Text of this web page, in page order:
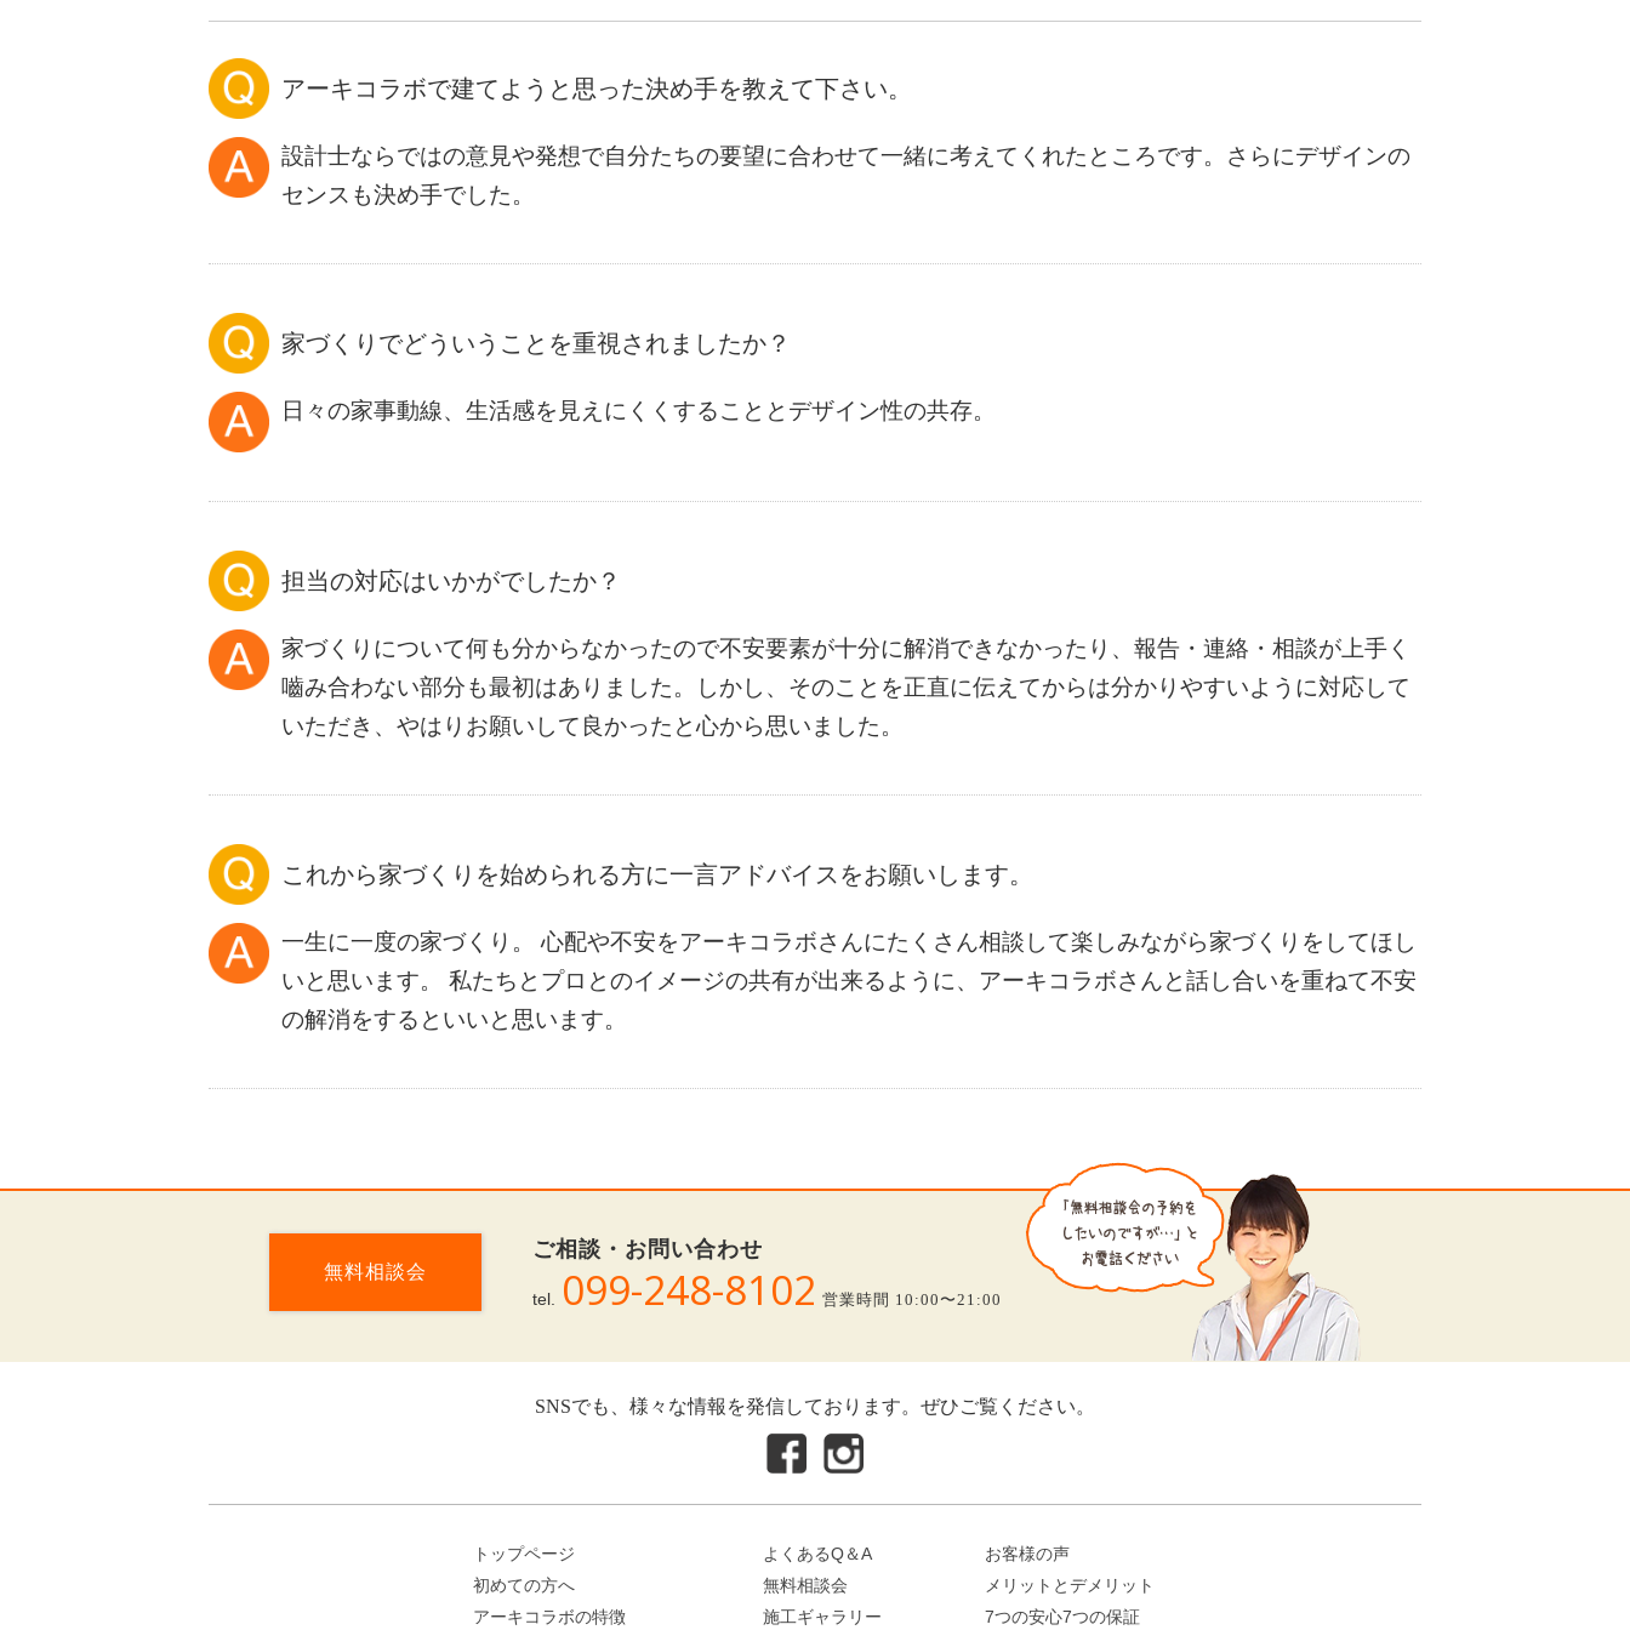
アーキコラボで建てようと思った決め手を教えて下さい。
設計士ならではの意見や発想で自分たちの要望に合わせて一緒に考えてくれたところです。さらにデザインの
センスも決め手でした。
家づくりでどういうことを重視されましたか？
日々の家事動線、生活感を見えにくくすることとデザイン性の共存。
担当の対応はいかがでしたか？
家づくりについて何も分からなかったので不安要素が十分に解消できなかったり、報告・連絡・相談が上手く
嚙み合わない部分も最初はありました。しかし、そのことを正直に伝えてからは分かりやすいように対応して
いただき、やはりお願いして良かったと心から思いました。
これから家づくりを始められる方に一言アドバイスをお願いします。
一生に一度の家づくり。 心配や不安をアーキコラボさんにたくさん相談して楽しみながら家づくりをしてほし
いと思います。 私たちとプロとのイメージの共有が出来るように、アーキコラボさんと話し合いを重ねて不安
の解消をするといいと思います。
ご相談・お問い合わせ
tel. 099-248-8102 営業時間 10:00〜21:00
無料相談会
SNSでも、様々な情報を発信しております。ぜひご覧ください。
トップページ
初めての方へ
アーキコラボの特徴
よくあるQ＆A
無料相談会
施工ギャラリー
お客様の声
メリットとデメリット
7つの安心7つの保証